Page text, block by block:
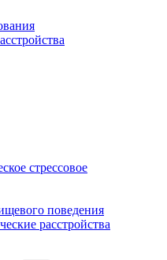
стрессовое
поведения
расстройства